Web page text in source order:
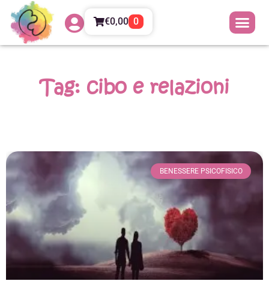
€0,00 0
Tag: cibo e relazioni
BENESSERE PSICOFISICO